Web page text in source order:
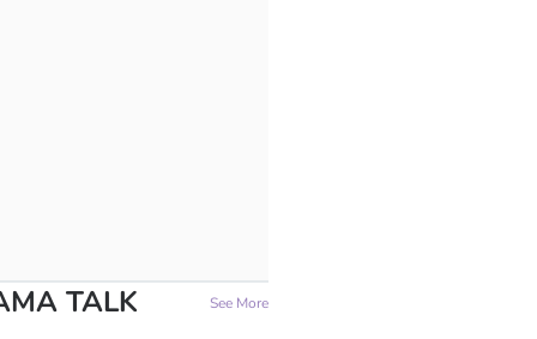
TALK See More